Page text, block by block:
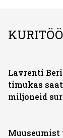
Lavrenti
timukas
miljoneid